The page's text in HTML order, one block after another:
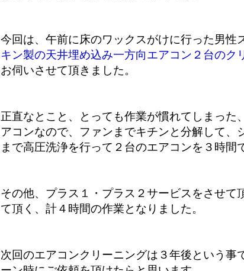
今回は、午前に床のワックスがけに行った男性
キン製の天井埋め込み一方向エアコン２台のク
お伺いさせて頂きました。
正直なとこと、とっても作業が慣れてしまった
アコンなので、ファンまでキチンと分解して、
まで高圧洗浄を行って２台のエアコンを３時間
その他、プラス１・プラス２サービスをさせて
て頂く、計４時間の作業となりました。
次回のエアコンクリーニングは３年後という事